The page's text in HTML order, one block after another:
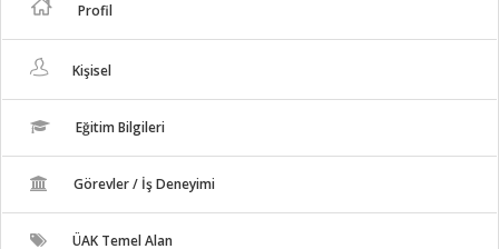
Profil
Kişisel
Eğitim Bilgileri
Görevler / İş Deneyimi
ÜAK Temel Alan